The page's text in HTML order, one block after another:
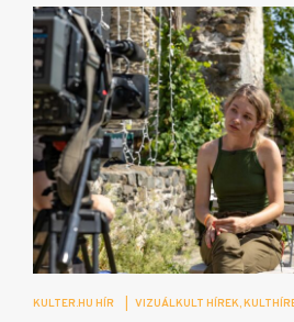
KULTER.HU HÍR VIZUÁLKULT HÍREK